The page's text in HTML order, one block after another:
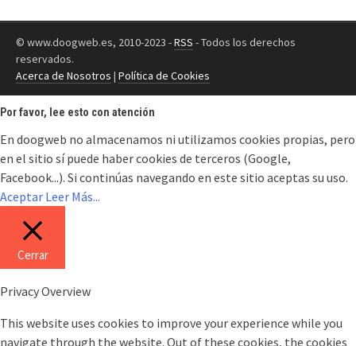
© www.doogweb.es, 2010-2023 -RSS - Todos los derechos
reservados.
Acerca de Nosotros | Política de Cookies
Por favor, lee esto con atención
En doogweb no almacenamos ni utilizamos cookies propias, pero
en el sitio sí puede haber cookies de terceros (Google,
Facebook...). Si continúas navegando en este sitio aceptas su uso.
Aceptar Leer Más...
Cerrar
Privacy Overview
This website uses cookies to improve your experience while you
navigate through the website. Out of these cookies, the cookies